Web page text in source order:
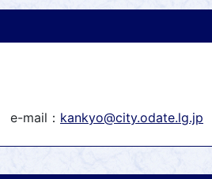
e-mail： kankyo@city.odate.lg.jp